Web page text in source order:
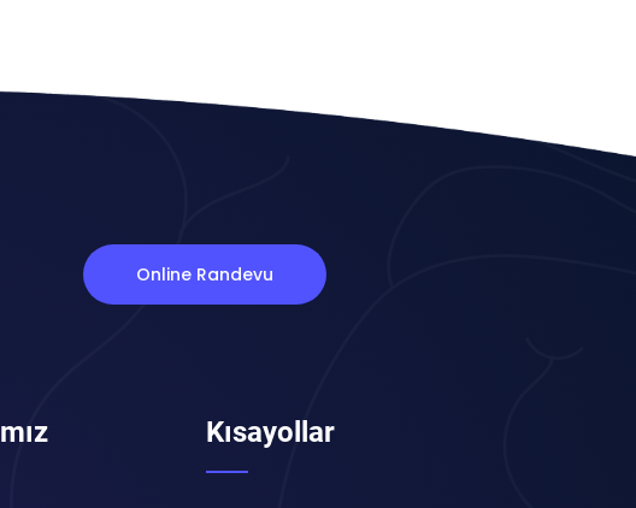
Online Randevu
Kısayollar